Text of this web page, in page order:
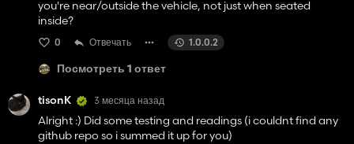
you're near/outside the vehicle, not just when seated
inside?
0 Отвечать 1.0.0.2
Посмотреть 1 ответ
tisonK 3 месяца назад
Alright :) Did some testing and readings (i couldnt find any
github repo so i summed it up for you)